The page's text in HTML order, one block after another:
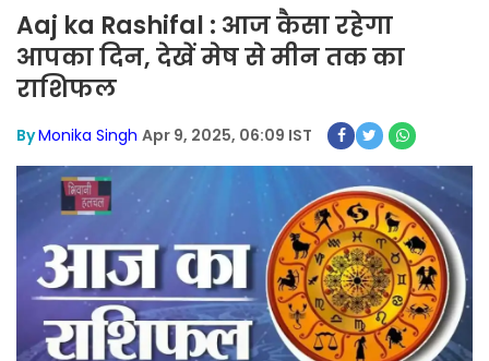
Aaj ka Rashifal : आज कैसा रहेगा
आपका दिन, देखें मेष से मीन तक का
राशिफल
ByMonika Singh Apr 9, 2025, 06:09 IST